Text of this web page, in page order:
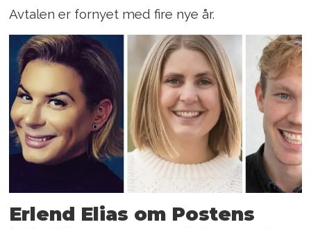
Avtalen er fornyet med fire nye år.
Erlend Elias om Postens